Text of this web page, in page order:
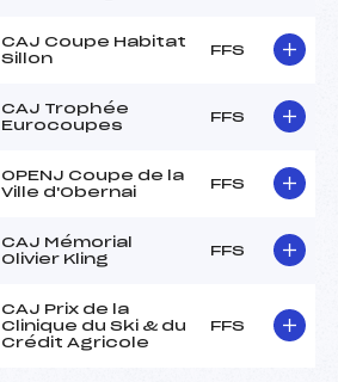
CAJ Coupe Habitat
Sillon
FFS
CAJ Trophée
Eurocoupes
FFS
OPENJ Coupe de la
Ville d'Obernai
FFS
CAJ Mémorial
Olivier Kling
FFS
CAJ Prix de la
Clinique du Ski & du
Crédit Agricole
FFS